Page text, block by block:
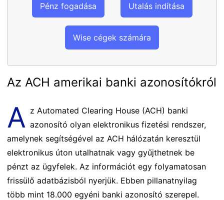
Pénz fogadása Utalás indítása
Wise cégek számára
Az ACH amerikai banki azonosítókról
A z Automated Clearing House (ACH) banki
azonosító olyan elektronikus fizetési rendszer,
amelynek segítségével az ACH hálózatán keresztül
elektronikus úton utalhatnak vagy gyűjthetnek be
pénzt az ügyfelek. Az információt egy folyamatosan
frissülő adatbázisból nyerjük. Ebben pillanatnyilag
több mint 18.000 egyéni banki azonosító szerepel.